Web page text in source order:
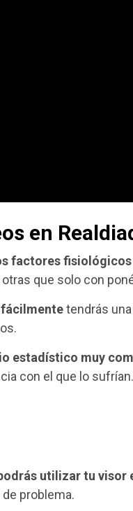
en
factores fisiológicos
que solo con
tendrás
estadístico muy
con el que lo sufrían.
utilizar tu visor
problema.